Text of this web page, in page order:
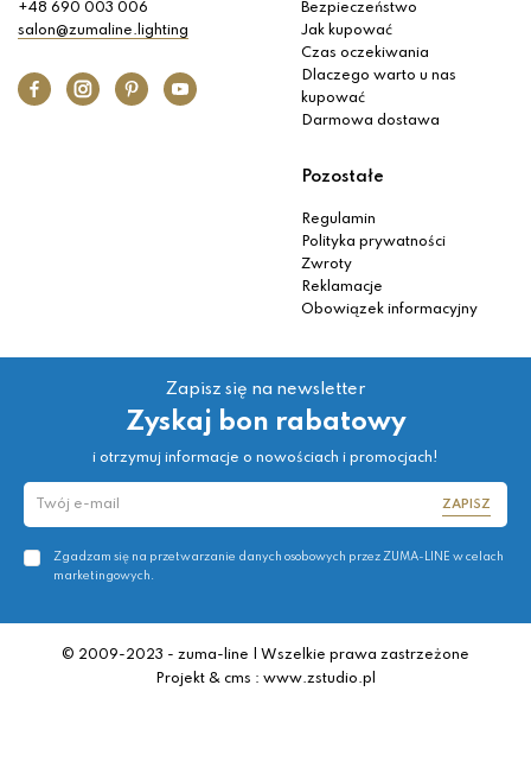
+48 690 003 006
salon@zumaline.lighting
Bezpieczeństwo
Jak kupować
Czas oczekiwania
Dlaczego warto u nas
kupować
Darmowa dostawa
Pozostałe
Regulamin
Polityka prywatności
Zwroty
Reklamacje
Obowiązek informacyjny
Zapisz się na newsletter
Zyskaj bon rabatowy
i otrzymuj informacje o nowościach i promocjach!
ZAPISZ
Zgadzam się na przetwarzanie danych osobowych przez ZUMA-LINE w celach
marketingowych.
© 2009-2023 - zuma-line | Wszelkie prawa zastrzeżone
Projekt & cms : www.zstudio.pl